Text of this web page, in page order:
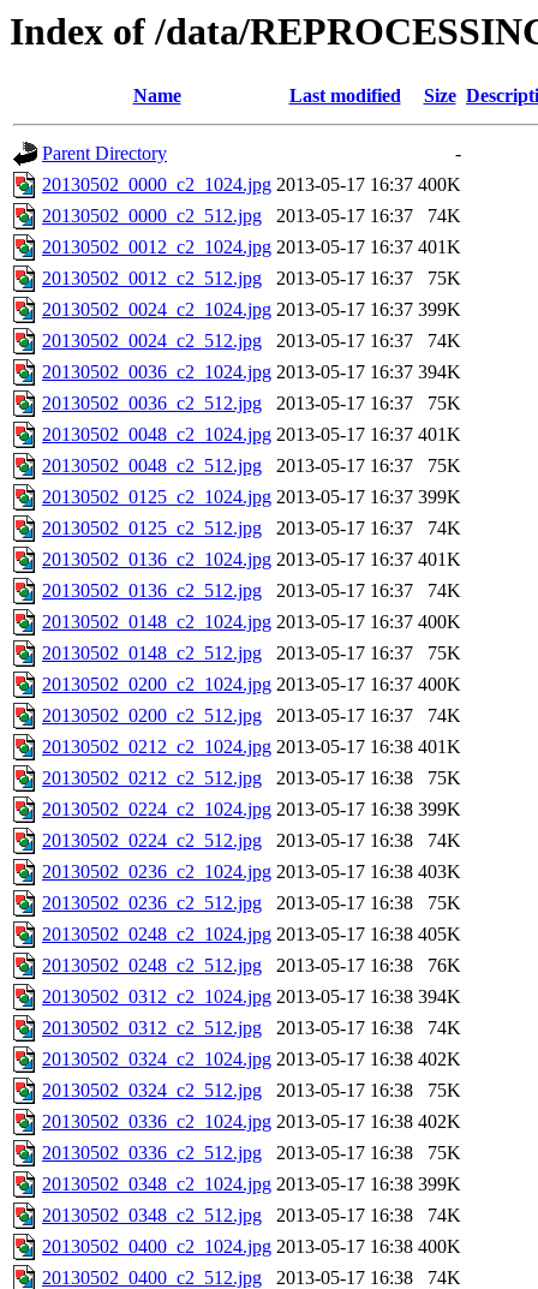
Index of /data/
Name Last modified Size
Parent Directory
-
20130502_0000_c2_1024.jpg 2013-05-17 16:37 400K
20130502_0000_c2_512.jpg
2013-05-17 16:37
74K
20130502_0012_c2_1024.jpg 2013-05-17 16:37 401K
20130502_0012_c2_512.jpg
2013-05-17 16:37
75K
20130502_0024_c2_1024.jpg 2013-05-17 16:37 399K
20130502_0024_c2_512.jpg
2013-05-17 16:37
74K
20130502_0036_c2_1024.jpg 2013-05-17 16:37 394K
20130502_0036_c2_512.jpg
2013-05-17 16:37
75K
20130502_0048_c2_1024.jpg 2013-05-17 16:37 401K
20130502_0048_c2_512.jpg
2013-05-17 16:37
75K
20130502_0125_c2_1024.jpg 2013-05-17 16:37 399K
20130502_0125_c2_512.jpg
2013-05-17 16:37
74K
20130502_0136_c2_1024.jpg 2013-05-17 16:37 401K
20130502_0136_c2_512.jpg
2013-05-17 16:37
74K
20130502_0148_c2_1024.jpg 2013-05-17 16:37 400K
20130502_0148_c2_512.jpg
2013-05-17 16:37
75K
20130502_0200_c2_1024.jpg 2013-05-17 16:37 400K
20130502_0200_c2_512.jpg
2013-05-17 16:37
74K
20130502_0212_c2_1024.jpg 2013-05-17 16:38 401K
20130502_0212_c2_512.jpg
2013-05-17 16:38
75K
20130502_0224_c2_1024.jpg 2013-05-17 16:38 399K
20130502_0224_c2_512.jpg
2013-05-17 16:38
74K
20130502_0236_c2_1024.jpg 2013-05-17 16:38 403K
20130502_0236_c2_512.jpg
2013-05-17 16:38
75K
20130502_0248_c2_1024.jpg 2013-05-17 16:38 405K
20130502_0248_c2_512.jpg
2013-05-17 16:38
76K
20130502_0312_c2_1024.jpg 2013-05-17 16:38 394K
20130502_0312_c2_512.jpg
2013-05-17 16:38
74K
20130502_0324_c2_1024.jpg 2013-05-17 16:38 402K
20130502_0324_c2_512.jpg
2013-05-17 16:38
75K
20130502_0336_c2_1024.jpg 2013-05-17 16:38 402K
20130502_0336_c2_512.jpg
2013-05-17 16:38
75K
20130502_0348_c2_1024.jpg 2013-05-17 16:38 399K
20130502_0348_c2_512.jpg
2013-05-17 16:38
74K
20130502_0400_c2_1024.jpg 2013-05-17 16:38 400K
20130502_0400_c2_512.jpg
2013-05-17 16:38
74K